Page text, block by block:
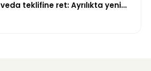
veda teklifine ret: Ayrılıkta yeni